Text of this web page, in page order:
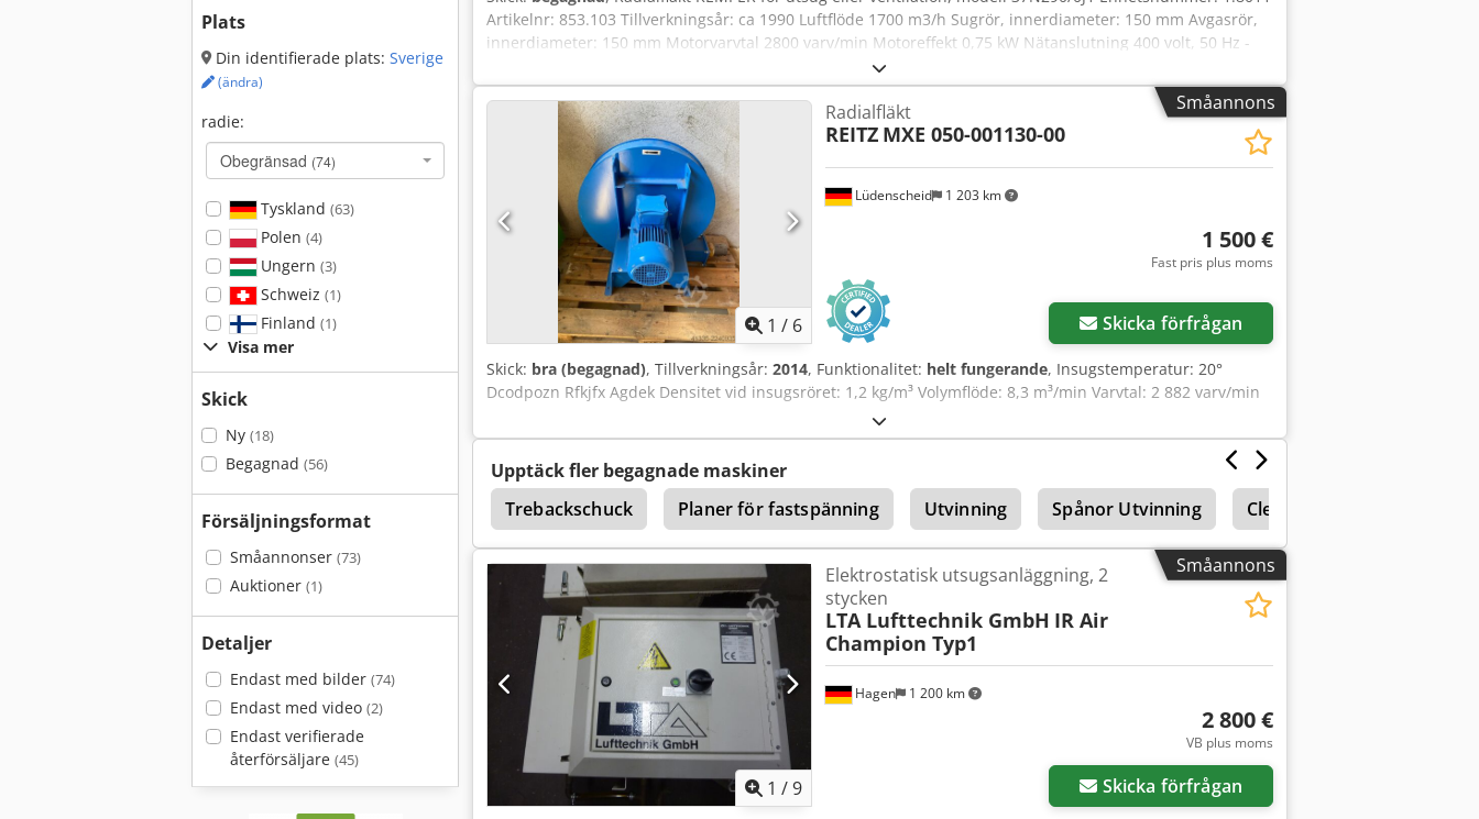
Plats
Din identifierade plats: Sverige
(ändra)
radie:
Obegränsad (74)
Tyskland (63)
Polen (4)
Ungern (3)
Schweiz (1)
Finland (1)
Visa mer
Skick
Ny (18)
Begagnad (56)
Försäljningsformat
Småannonser (73)
Auktioner (1)
Detaljer
Endast med bilder (74)
Endast med video (2)
Endast verifierade
återförsäljare (45)
Artikelnr: 853.103 Tillverkningsår: ca 1990 Luftflöde 1700 m3/h Sugrör, innerdiameter: 150 mm Avgasrör,
innerdiameter: 150 mm Motorvarvtal 2800 varv/min Motoreffekt 0,75 kW Nätanslutning 400 volt, 50 Hz -
Hölje av aluminiumgjutgods - Fläkthjul av aluminiumgjutgods - mycket robust konstruktion
Utrymmesbehov L x B x H 450 x 420 x 400 mm Vikt 20 kg Bra skick Optimal för utsug av svetsrök Dsdpfx
Ajzpbrwjgdeck 2 stycken finns tillgängliga, pris per styck.
Småannons
1 / 6
Lüdenscheid 1 203 km
Radialfläkt
REITZ MXE 050-001130-00
1 500 €
Fast pris plus moms
Skicka förfrågan
Skick: bra (begagnad), Tillverkningsår: 2014, Funktionalitet: helt fungerande, Insugstemperatur: 20°
Dcodpozn Rfkjfx Agdek Densitet vid insugsröret: 1,2 kg/m³ Volymflöde: 8,3 m³/min Varvtal: 2 882 varv/min
Upptäck fler begagnade maskiner
Trebackschuck
Planer för fastspänning Utvinning Spånor Utvinning Cleaner
Radialfläkt Fläkt Ugn
Småannons
1 /9
Hagen 1 200 km
Elektrostatisk utsugsanläggning, 2
stycken
LTA Lufttechnik GmbH IR Air
Champion Typ1
2 800 €
VB plus moms
Skicka förfrågan